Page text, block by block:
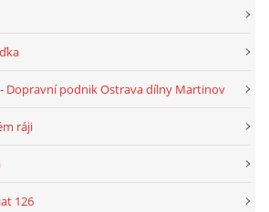
Dopravní podnik Ostrava dílny Martinov
ráji
126